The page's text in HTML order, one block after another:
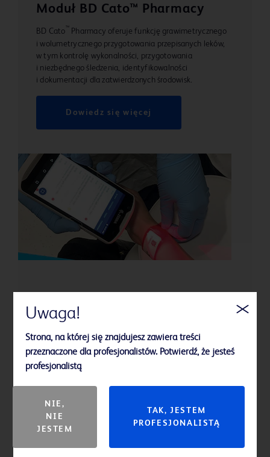
Moduł BD Cato™ Pharmacy
BD Cato ™ Pharmacy oferuje funkcję grawimetrycznego
i wolumetrycznego przygotowania przepisanych leków,
w tym kontrolę wykonalności, przygotowania
i niezbędnego śledzenia, identyfikowalności
i dokumentacji dla zatwierdzonych środowisk.
Dowiedz się więcej
Cyfrowe rozwiązanie do podawania leków z kodami
kreskowymi pozwala szpitalom spełniać prawa
farmakoterapii.
Uwaga!
Strona, na której się znajdujesz zawiera treści
przeznaczone dla profesjonalistów. Potwierdź, że jesteś
profesjonalistą
NIE,
NIE
JESTEM
TAK, JESTEM
PROFESJONALISTĄ